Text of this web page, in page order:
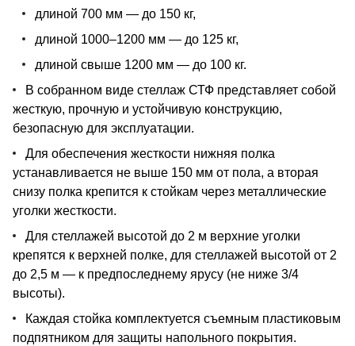
длиной 700 мм — до 150 кг,
длиной 1000–1200 мм — до 125 кг,
длиной свыше 1200 мм — до 100 кг.
В собранном виде стеллаж СТФ представляет собой
жесткую, прочную и устойчивую конструкцию,
безопасную для эксплуатации.
Для обеспечения жесткости нижняя полка
устанавливается не выше 150 мм от пола, а вторая
снизу полка крепится к стойкам через металлические
уголки жесткости.
Для стеллажей высотой до 2 м верхние уголки
крепятся к верхней полке, для стеллажей высотой от 2
до 2,5 м — к предпоследнему ярусу (не ниже 3/4
высоты).
Каждая стойка комплектуется съемным пластиковым
подпятником для защиты напольного покрытия.